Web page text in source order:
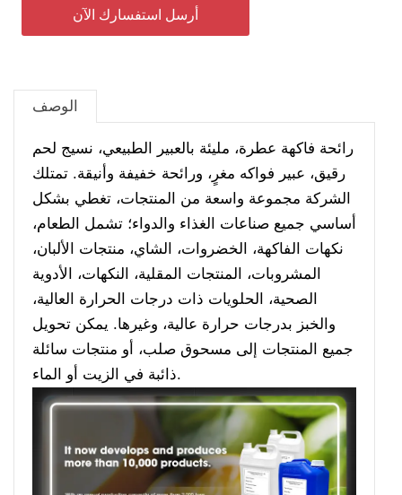
أرسل استفسارك الآن
الوصف
رائحة فاكهة عطرة، مليئة بالعبير الطبيعي، نسيج لحم
رقيق، عبير فواكه مغرٍ، ورائحة خفيفة وأنيقة. تمتلك
الشركة مجموعة واسعة من المنتجات، تغطي بشكل
أساسي جميع صناعات الغذاء والدواء؛ تشمل الطعام،
نكهات الفاكهة، الخضروات، الشاي، منتجات الألبان،
المشروبات، المنتجات المقلية، النكهات، الأدوية
الصحية، الحلويات ذات درجات الحرارة العالية،
والخبز بدرجات حرارة عالية، وغيرها. يمكن تحويل
جميع المنتجات إلى مسحوق صلب، أو منتجات سائلة
ذائبة في الزيت أو الماء.